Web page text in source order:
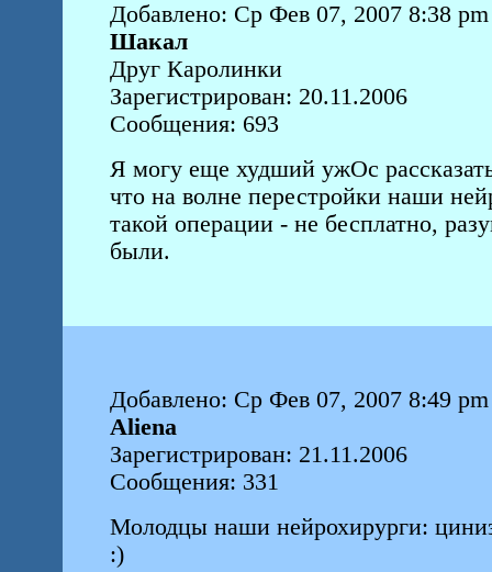
Добавлено: Ср Фев 07, 2007 8:38 pm
Шакал
Друг Каролинки
Зарегистрирован: 20.11.2006
Сообщения: 693
Я могу еще худший ужОс
что на волне перестройки наши
такой операции - не бесплатно,
были.
Добавлено: Ср Фев 07, 2007 8:49 pm
Aliena
Зарегистрирован: 21.11.2006
Сообщения: 331
Молодцы наши нейрохирурги:
:)